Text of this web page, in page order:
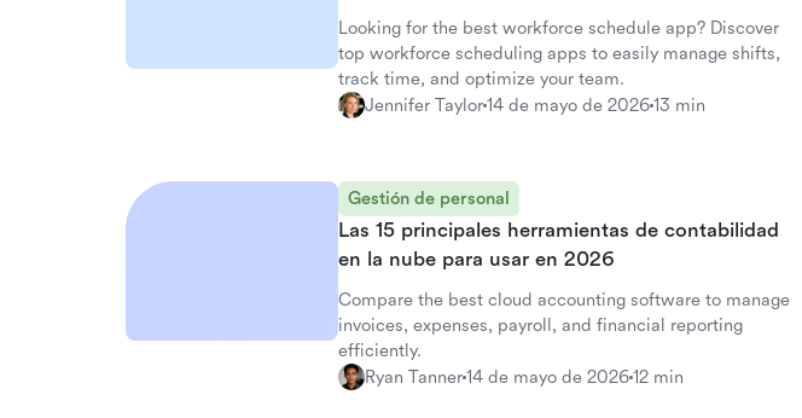
Looking for the best workforce schedule app? Discover
top workforce scheduling apps to easily manage shifts,
track time, and optimize your team.
Jennifer Taylor14 de mayo de 202613 min
Gestión de personal
Las 15 principales herramientas de contabilidad
en la nube para usar en 2026
Compare the best cloud accounting software to manage
invoices, expenses, payroll, and financial reporting
efficiently.
Ryan Tanner14 de mayo de 202612 min